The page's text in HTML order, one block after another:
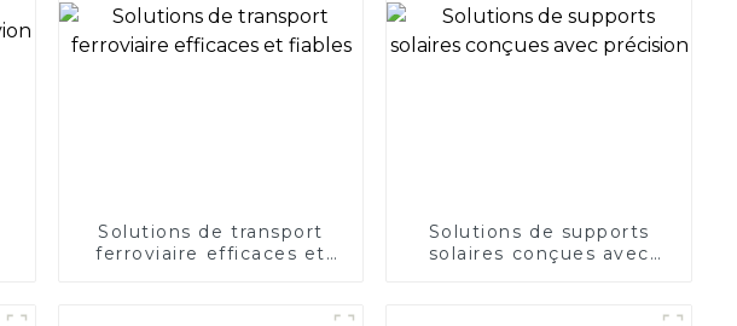
Solutions de transport
ferroviaire efficaces et
Solutions de supports
solaires conçues avec